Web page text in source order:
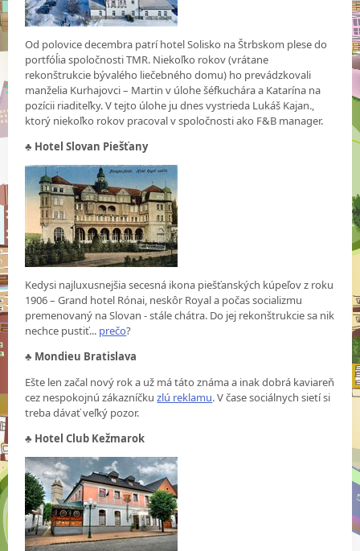
Od polovice decembra patrí hotel Solisko na Štrbskom plese do
portfóĺia spoločnosti TMR. Niekoľko rokov (vrátane
rekonštrukcie bývalého liečebného domu) ho prevádzkovali
manželia Kurhajovci – Martin v úlohe šéfkuchára a Katarína na
pozícii riaditeľky. V tejto úlohe ju dnes vystrieda Lukáš Kajan.,
ktorý niekoľko rokov pracoval v spoločnosti ako F&B manager.
♣ Hotel Slovan Piešťany
Kedysi najluxusnejšia secesná ikona piešťanských kúpeľov z roku
1906 – Grand hotel Rónai, neskôr Royal a počas socializmu
premenovaný na Slovan - stále chátra. Do jej rekonštrukcie sa nik
nechce pustiť... prečo?
♣ Mondieu Bratislava
Ešte len začal nový rok a už má táto známa a inak dobrá kaviareň
cez nespokojnú zákazníčkuzlú reklamu. V čase sociálnych sietí si
treba dávať veľký pozor.
♣ Hotel Club Kežmarok